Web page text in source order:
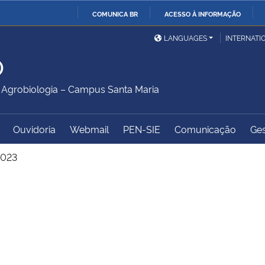
COMUNICA BR ACESSO À INFORMAÇÃO
Ministério da Defesa
Ministério das Relações
Exteriores
Ministério do
Controladoria-Geral da
LANGUAGES
– Campus Santa Maria
Ouvidoria Webmail PEN-SIE Comunicação